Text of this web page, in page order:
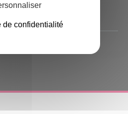
de confidentialité